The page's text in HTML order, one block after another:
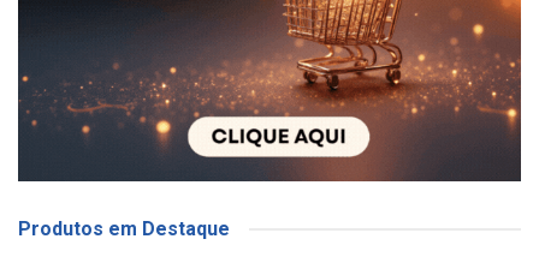
Produtos em Destaque